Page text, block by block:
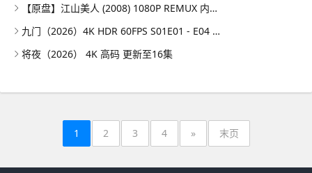
【原盘】江山美人 (2008) 1080P REMUX 内封简繁特效字幕
九门（2026）4K HDR 60FPS S01E01 - E04 DTS音轨 HiveWeb
将夜（2026） 4K 高码 更新至16集
1 2 3 4 » 末页